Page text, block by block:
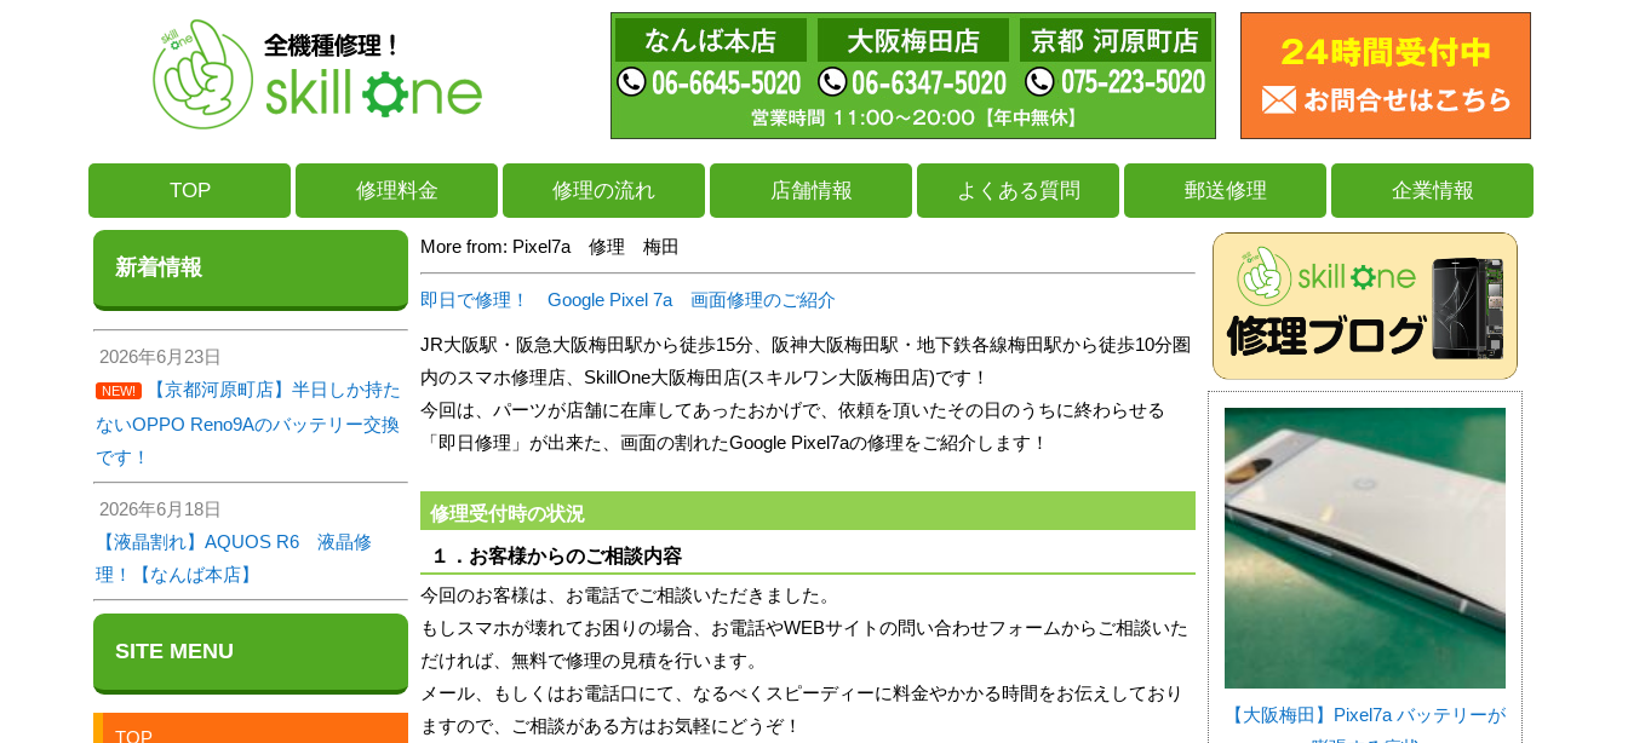
TOP 修理料金 修理の流れ 店舗情報 よくある質問 郵送修理 企業情報
新着情報
2026年6月23日
NEW!
【京都河原町店】半日しか持た
ないOPPO Reno9Aのバッテリー交換
です！
2026年6月18日
【液晶割れ】AQUOS R6 液晶修
理！【なんば本店】
SITE MENU
TOP
More from: Pixel7a 修理 梅田
即日で修理！ Google Pixel 7a 画面修理のご紹介
JR大阪駅・阪急大阪梅田駅から徒歩15分、阪神大阪梅田駅・地下鉄各線梅田駅から徒歩10分圏
内のスマホ修理店、SkillOne大阪梅田店(スキルワン大阪梅田店)です！
今回は、パーツが店舗に在庫してあったおかげで、依頼を頂いたその日のうちに終わらせる
「即日修理」が出来た、画面の割れたGoogle Pixel7aの修理をご紹介します！
修理受付時の状況
１．お客様からのご相談内容
今回のお客様は、お電話でご相談いただきました。
もしスマホが壊れてお困りの場合、お電話やWEBサイトの問い合わせフォームからご相談いた
だければ、無料で修理の見積を行います。
メール、もしくはお電話口にて、なるべくスピーディーに料金やかかる時間をお伝えしており
ますので、ご相談がある方はお気軽にどうぞ！
【大阪梅田】Pixel7a バッテリーが